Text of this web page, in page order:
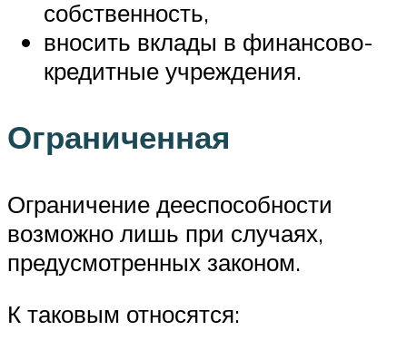
собственность,
вносить вклады в финансово-
кредитные учреждения.
Ограниченная
Ограничение дееспособности
возможно лишь при случаях,
предусмотренных законом.
К таковым относятся: